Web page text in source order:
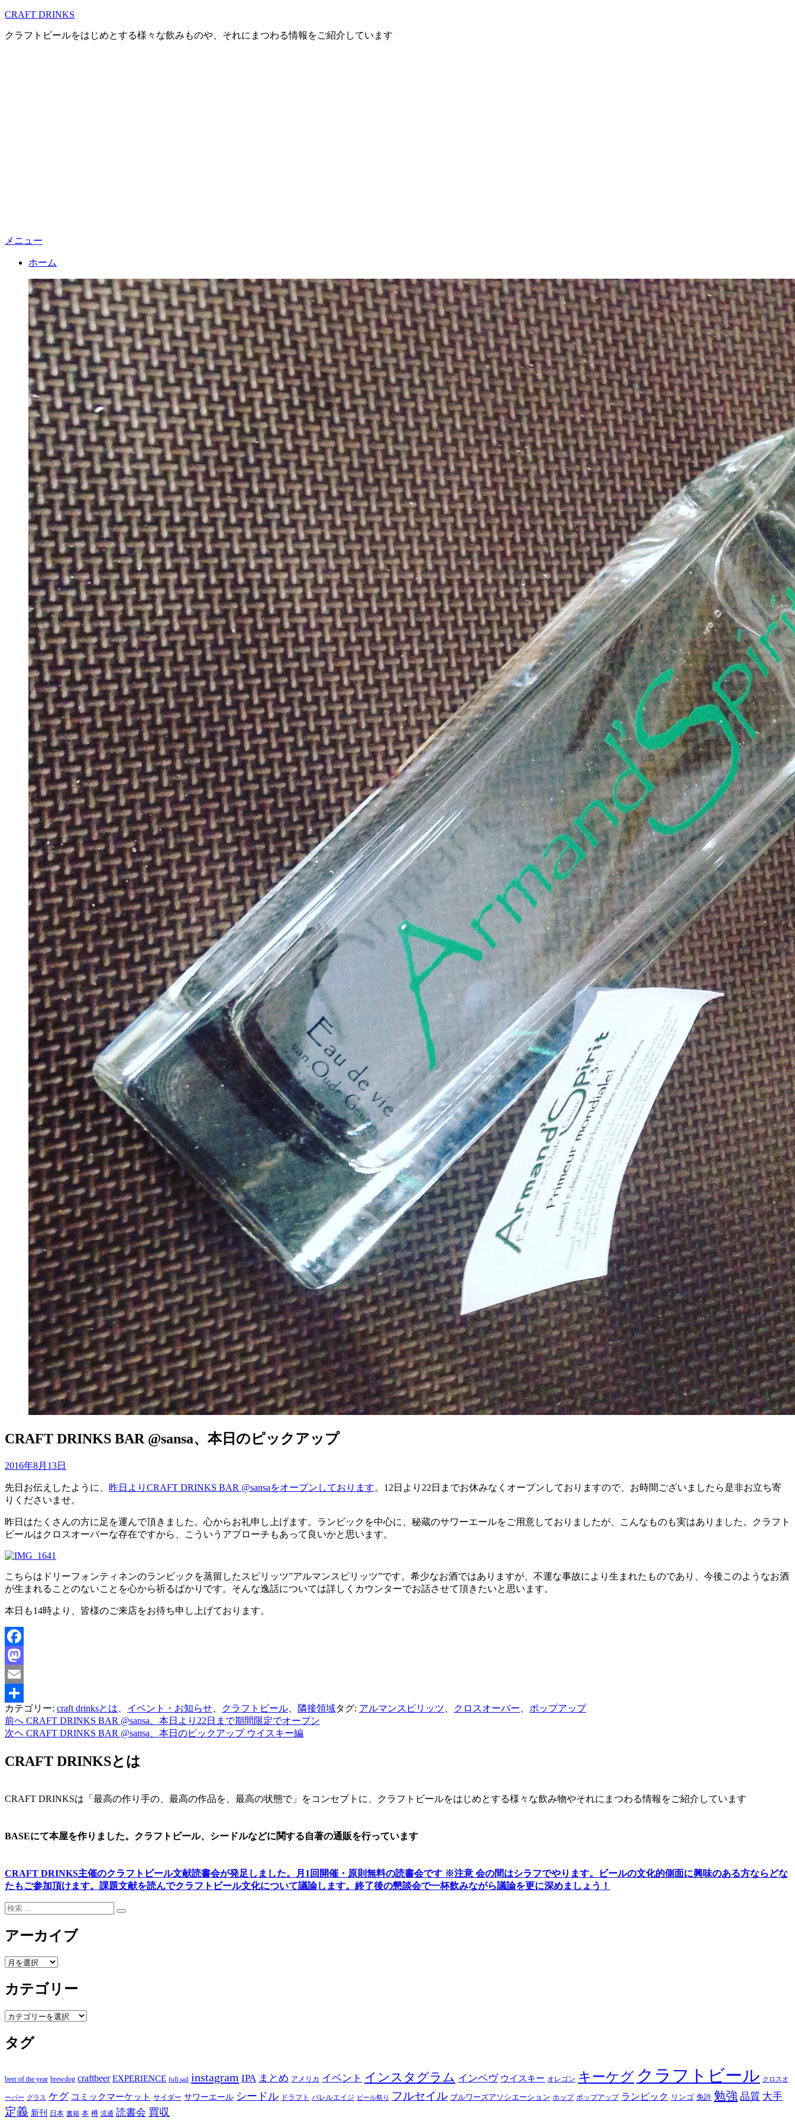
コ
テ
CRAFT DRINKS
クラフトビールをはじめとする様々な飲みものや、それにまつわる情報をご紹介しています
メニュー
ホーム
CRAFT DRINKS BAR @sansa、本日のピックアップ
投稿者master
投
日:
2016年8月13日
先日お伝えしたように、 昨日よりCRAFT DRINKS BAR @sansaをオープンしております。12日より22日までお休みなくオープンしておりますので、お時間ございましたら是非お立ち寄
りくださいませ。
昨日はたくさんの方に足を運んで頂きました。心からお礼申し上げます。ランビックを中心に、秘蔵のサワーエールをご用意しておりましたが、こんなものも実はありました。クラフト
ビールはクロスオーバーな存在ですから、こういうアプローチもあって良いかと思います。
こちらはドリーフォンティネンのランビックを蒸留したスピリッツ”アルマンスピリッツ”です。希少なお酒ではありますが、不運な事故により生まれたものであり、今後このようなお酒
が生まれることのないことを心から祈るばかりです。そんな逸話については詳しくカウンターでお話させて頂きたいと思います。
本日も14時より、皆様のご来店をお待ち申し上げております。
Facebook
Mastodon
Email
共
有
カテゴリー: craft drinksとは イベント・お知らせ クラフトビール 隣接領域タグ: アルマンスピリッツ クロスオーバー ポップアップ
投
稿
ナ
ゲ
シ
ン
前へ CRAFT DRINKS BAR @sansa、本日より22日まで期間限定でオープン
次ヘ CRAFT DRINKS BAR @sansa、本日のピックアップ ウイスキー編
CRAFT DRINKSとは
CRAFT DRINKSは「最高の作り手の、最高の作品を、最高の状態で」をコンセプトに、クラフトビールをはじめとする様々な飲み物やそれにまつわる情報をご紹介しています
BASEにて本屋を作りました。クラフトビール、シードルなどに関する自著の通販を行っています
CRAFT DRINKS主催のクラフトビール文献読書会が発足しました。 月1回開催・原則無料の読書会です ※注意 会の間はシラフでやります。
ビールの文化的側面に興味のある方ならどな
たもご参加頂けます。 課題文献を読んでクラフトビール文化について議論します。 終了後の懇談会で一杯飲みながら議論を更に深めましょう！
検
検
アーカイブ
ア
カ
イ
ブ
カテゴリー
カ
ゴ
リ
タグ
beer of the year brewdog craftbeer EXPERIENCE full sail instagram IPA まとめ アメリカ イベント インスタグラム インベヴ ウイスキー オレゴン キーケグ クラフトビール クロスオ
ーバー グラス ケグ コミックマーケット サイダー サワーエール シードル ドラフト バレルエイジ ビール祭り フルセイル ブルワーズアソシエーション ホップ ポップアップ ランビック リンゴ 免許 勉強 品質 大手
定義 新刊 日本 書籍 本 樽 流通 読書会 買収